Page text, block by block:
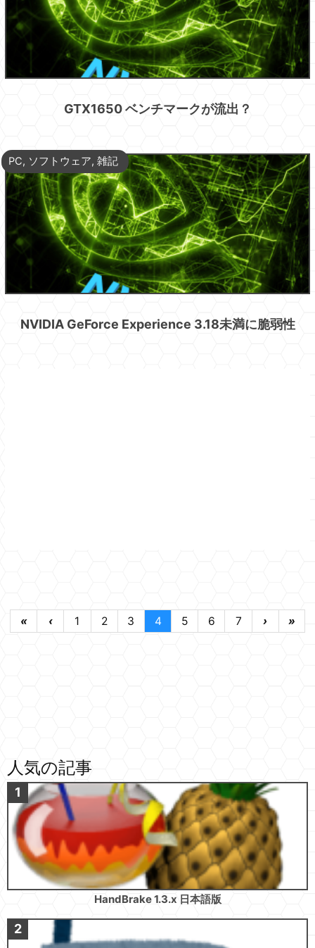
GTX1650 ベンチマークが流出？
PC, ソフトウェア, 雑記
NVIDIA GeForce Experience 3.18未満に脆弱性
« ‹ 1 2 3 4 5 6 7 › »
人気の記事
HandBrake 1.3.x 日本語版